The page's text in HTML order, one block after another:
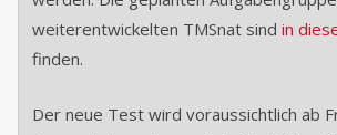
weiterentwickelten TMSnat sindin
finden.
Der neue Test wird voraussichtlich ab